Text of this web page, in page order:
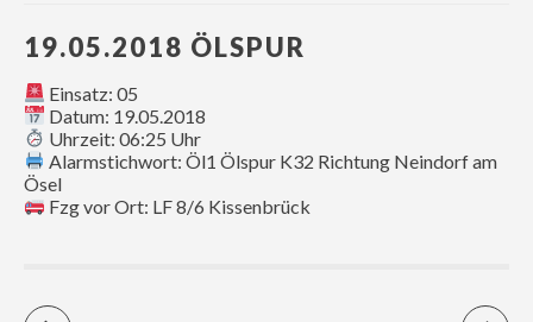
19.05.2018 ÖLSPUR
Einsatz: 05
Datum: 19.05.2018
Uhrzeit: 06:25 Uhr
Alarmstichwort: Öl1 Ölspur K32 Richtung Neindorf am
Ösel
Fzg vor Ort: LF 8/6 Kissenbrück